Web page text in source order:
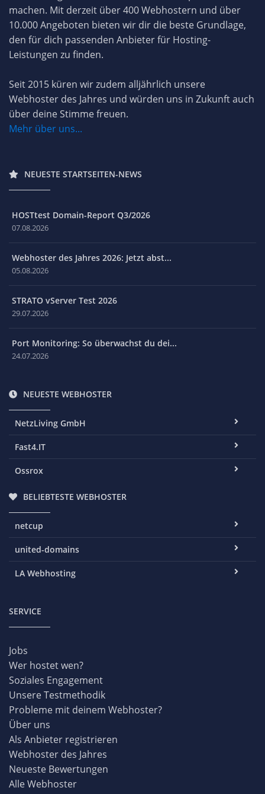
machen. Mit derzeit über 400 Webhostern und über
10.000 Angeboten bieten wir dir die beste Grundlage,
den für dich passenden Anbieter für Hosting-
Leistungen zu finden.
Seit 2015 küren wir zudem alljährlich unsere
Webhoster des Jahres und würden uns in Zukunft auch
über deine Stimme freuen.
Mehr über uns...
NEUESTE STARTSEITEN-NEWS
HOSTtest Domain-Report Q3/2026
07.08.2026
Webhoster des Jahres 2026: Jetzt abst...
05.08.2026
STRATO vServer Test 2026
29.07.2026
Port Monitoring: So überwachst du dei...
24.07.2026
NEUESTE WEBHOSTER
NetzLiving GmbH
Fast4.IT
Ossrox
BELIEBTESTE WEBHOSTER
netcup
united-domains
LA Webhosting
SERVICE
Jobs
Wer hostet wen?
Soziales Engagement
Unsere Testmethodik
Probleme mit deinem Webhoster?
Über uns
Als Anbieter registrieren
Webhoster des Jahres
Neueste Bewertungen
Alle Webhoster